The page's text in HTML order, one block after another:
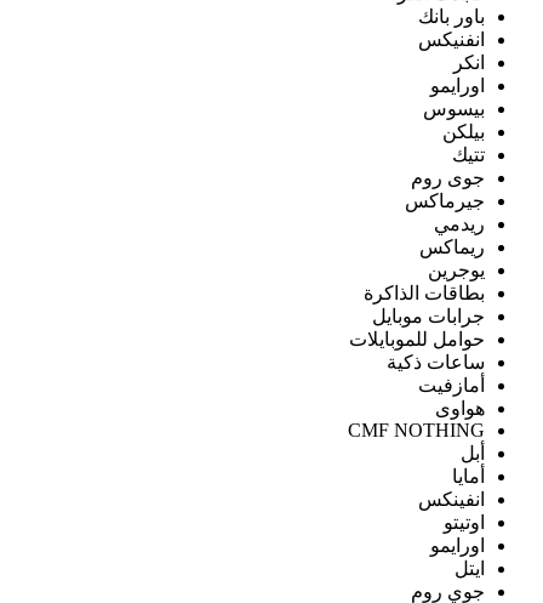
باور بانك
انفنيكس
انكر
اورايمو
بيسوس
بيلكن
تتيك
جوى روم
جيرماكس
ريدمي
ريماكس
يوجرين
بطاقات الذاكرة
جرابات موبايل
حوامل للموبايلات
ساعات ذكية
أمازفيت
هواوى
CMF NOTHING
أبل
أمايا
انفينكس
اوتيتو
اورايمو
ايتل
جوي روم